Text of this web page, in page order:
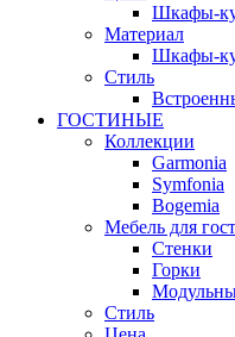
Шкафы-
Материал
Шкафы-
Стиль
ГОСТИНЫЕ
Коллекции
Garmonia
Symfonia
Bogemia
Мебель для
Стенки
Горки
Стиль